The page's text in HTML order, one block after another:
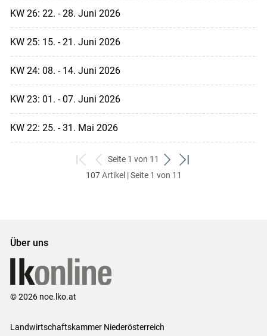
KW 26: 22. - 28. Juni 2026
KW 25: 15. - 21. Juni 2026
KW 24: 08. - 14. Juni 2026
KW 23: 01. - 07. Juni 2026
KW 22: 25. - 31. Mai 2026
zum
ersten
zurück
zum
Seite 1 von 11
weiter
zum
zum
107 Artikel | Seite 1 von 11
Über uns
© 2026 noe.lko.at
Landwirtschaftskammer Niederösterreich